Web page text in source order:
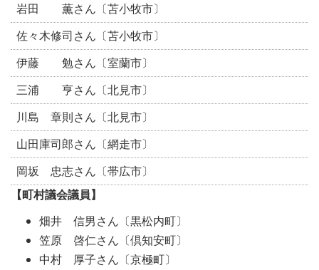
岩田 薫さん〔苫小牧市〕
佐々木修司さん〔苫小牧市〕
伊藤 勉さん〔室蘭市〕
三浦 亨さん〔北見市〕
川島 章則さん〔北見市〕
山田庫司郎さん〔網走市〕
岡坂 忠志さん〔帯広市〕
【町村議会議員】
畑井 信男さん〔黒松内町〕
笠原 啓仁さん〔倶知安町〕
中村 厚子さん〔京極町〕